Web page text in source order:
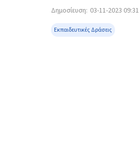
Δημοσίευση: 03-11-2023 09:31
Εκπαιδευτικές Δράσεις